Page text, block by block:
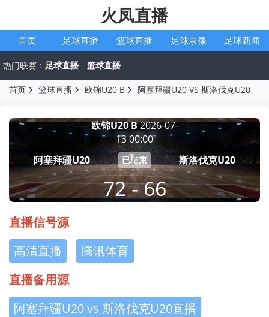
火凤直播
首页 足球直播 篮球直播 足球录像 足球新闻
热门联赛： 足球直播 篮球直播
首页 篮球直播 欧锦U20 B 阿塞拜疆U20 VS 斯洛伐克U20
阿塞拜疆U20
欧锦U20 B2026-07-
13 00:00
已结束
72 - 66
斯洛伐克U20
直播信号源
高清直播
腾讯体育
直播备用源
阿塞拜疆U20 vs 斯洛伐克U20直播